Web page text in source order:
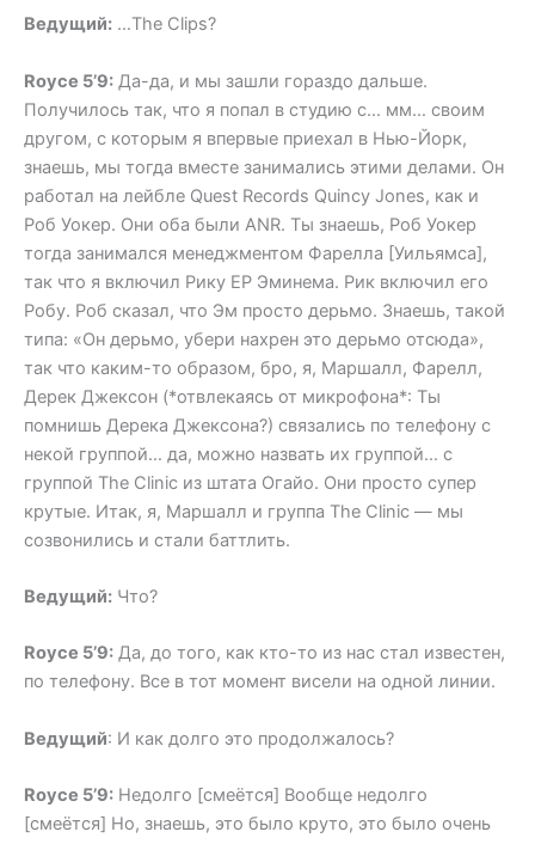
Ведущий: …The Clips?
Royce 5’9: Да-да, и мы зашли гораздо дальше.
Получилось так, что я попал в студию с… мм… своим
другом, с которым я впервые приехал в Нью-Йорк,
знаешь, мы тогда вместе занимались этими делами. Он
работал на лейбле Quest Records Quincy Jones, как и
Роб Уокер. Они оба были ANR. Ты знаешь, Роб Уокер
тогда занимался менеджментом Фарелла [Уильямса],
так что я включил Рику EP Эминема. Рик включил его
Робу. Роб сказал, что Эм просто дерьмо. Знаешь, такой
типа: «Он дерьмо, убери нахрен это дерьмо отсюда»,
так что каким-то образом, бро, я, Маршалл, Фарелл,
Дерек Джексон (*отвлекаясь от микрофона*: Ты
помнишь Дерека Джексона?) связались по телефону с
некой группой… да, можно назвать их группой… с
группой The Clinic из штата Огайо. Они просто супер
крутые. Итак, я, Маршалл и группа The Clinic — мы
созвонились и стали баттлить.
Ведущий: Что?
Royce 5’9: Да, до того, как кто-то из нас стал известен,
по телефону. Все в тот момент висели на одной линии.
Ведущий: И как долго это продолжалось?
Royce 5’9: Недолго [смеётся] Вообще недолго
[смеётся] Но, знаешь, это было круто, это было очень